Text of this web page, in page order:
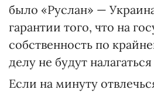
было «Руслан» —
гарантии того, что на
собственность по
делу не будут
Если на минуту